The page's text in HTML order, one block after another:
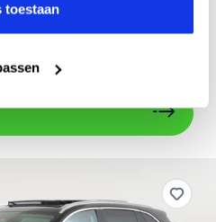
toestaan
achteruitrijcamera
Private lease
489,- p.m.